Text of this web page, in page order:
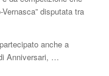
disputata tra
anche a
Anniversari, …